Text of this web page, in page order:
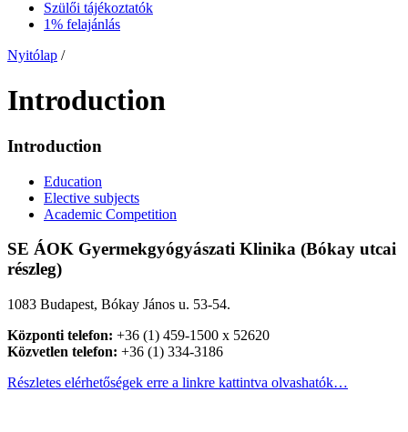
Szülői tájékoztatók
1% felajánlás
Nyitólap /
Introduction
Introduction
Education
Elective subjects
Academic Competition
SE ÁOK Gyermekgyógyászati Klinika (Bókay utcai
részleg)
1083 Budapest, Bókay János u. 53-54.
Központi telefon: +36 (1) 459-1500 x 52620
Közvetlen telefon: +36 (1) 334-3186
Részletes elérhetőségek erre a linkre kattintva olvashatók…